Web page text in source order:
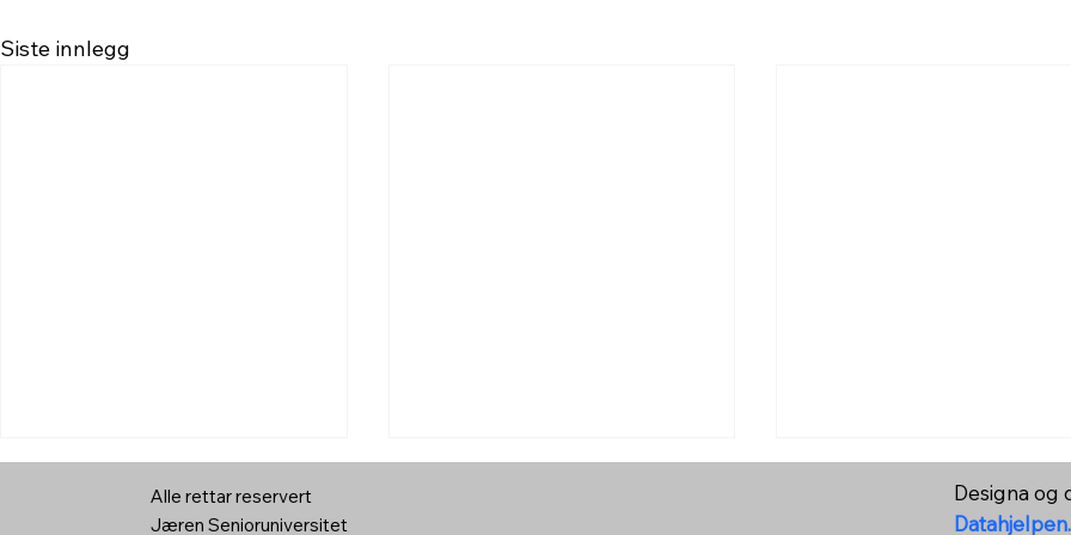
Siste innlegg
Alle rettar reservert
Jæren Senioruniversitet
Designa og